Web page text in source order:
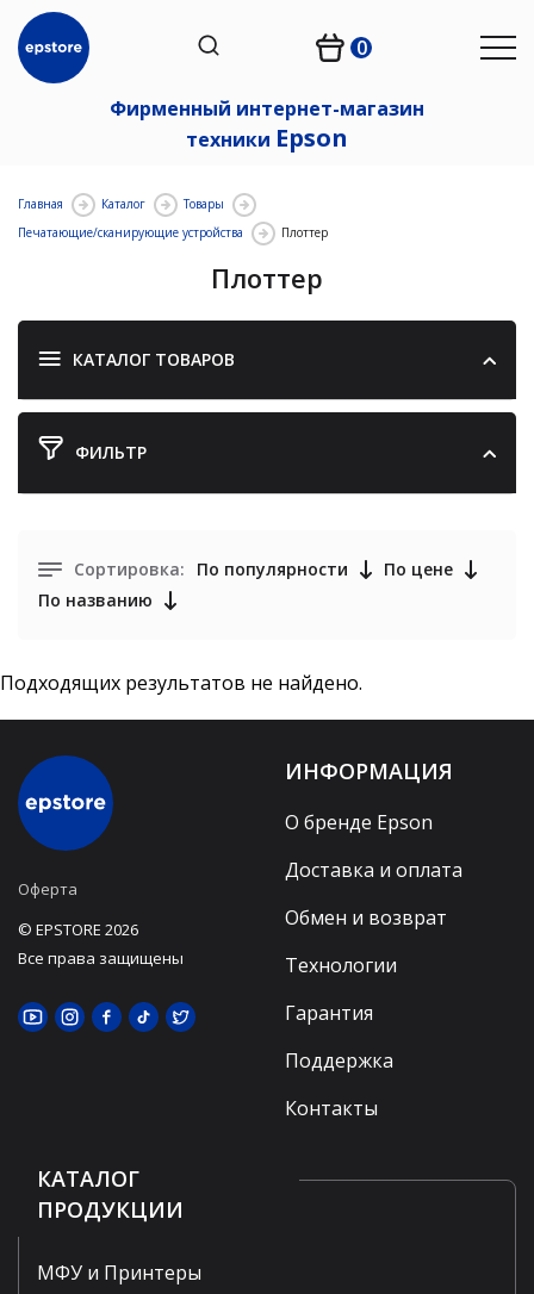
0
Фирменный интернет-магазин
техники Epson
Главная Каталог
Товары
Печатающие/сканирующие устройства
Плоттер
Плоттер
КАТАЛОГ ТОВАРОВ
ФИЛЬТР
Сортировка: По популярности
По цене
По названию
Подходящих результатов не найдено.
Оферта
© EPSTORE 2026
Все права защищены
ИНФОРМАЦИЯ
О бренде Epson
Доставка и оплата
Обмен и возврат
Технологии
Гарантия
Поддержка
Контакты
КАТАЛОГ
ПРОДУКЦИИ
МФУ и Принтеры